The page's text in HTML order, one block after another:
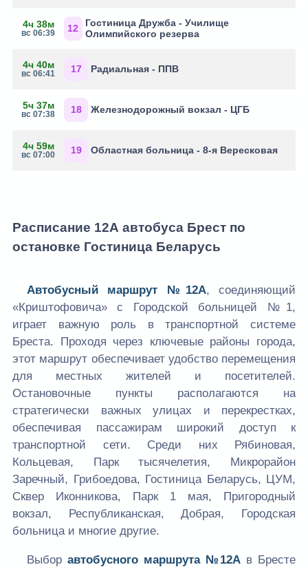
4ч 38м
вс 06:39 12
Гостиница Дружба - Училище
Олимпийского резерва
4ч 40м
вс 06:41 17 Радиальная - ППВ
5ч 37м
вс 07:38 18 Железнодорожный вокзал - ЦГБ
4ч 59м
вс 07:00 19 Областная больница - 8-я Вересковая
Расписание 12А автобуса Брест по
остановке Гостиница Беларусь
Автобусный маршрут №12А, соединяющий
«Криштофовича» с Городской больницей №1,
играет важную роль в транспортной системе
Бреста. Проходя через ключевые районы города,
этот маршрут обеспечивает удобство перемещения
для местных жителей и посетителей.
Остановочные пункты располагаются на
стратегически важных улицах и перекрестках,
обеспечивая пассажирам широкий доступ к
транспортной сети. Среди них Рябиновая,
Кольцевая, Парк тысячелетия, Микрорайон
Заречный, Грибоедова, Гостиница Беларусь, ЦУМ,
Сквер Иконникова, Парк 1 мая, Пригородный
вокзал, Республиканская, Добрая, Городская
больница и многие другие.
Выборавтобусного маршрута №12А в Бресте